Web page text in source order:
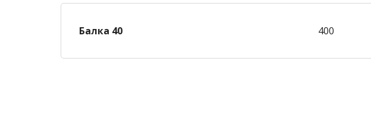
Балка 40 400